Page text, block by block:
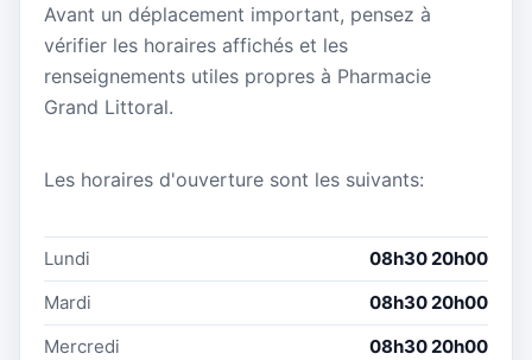
Avant un déplacement important, pensez à
vérifier les horaires affichés et les
renseignements utiles propres à Pharmacie
Grand Littoral.
Les horaires d'ouverture sont les suivants:
Lundi
08h30 20h00
Mardi
08h30 20h00
Mercredi
08h30 20h00